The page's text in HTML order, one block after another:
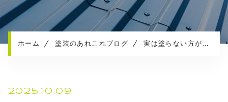
施工実績
施工の流れ
ホーム 塗装のあれこれブログ 実は塗らない方がいい！？塗装しない素材とは
2025.10.09